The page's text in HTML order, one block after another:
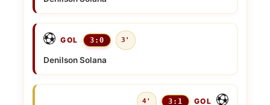
GOL 3:0 3'
Denilson Solana
4' 3:1 GOL